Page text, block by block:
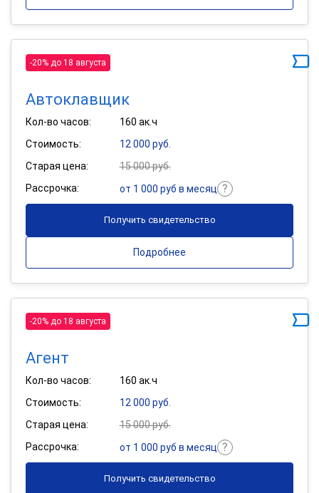
-20% до 18 августа
Автоклавщик
Кол-во часов:
160 ак.ч
Стоимость:
12 000 руб.
Старая цена:
15 000 руб.
Рассрочка:
от 1 000 руб в месяц
Получить свидетельство
Подробнее
-20% до 18 августа
Агент
Кол-во часов:
160 ак.ч
Стоимость:
12 000 руб.
Старая цена:
15 000 руб.
Рассрочка:
от 1 000 руб в месяц
Получить свидетельство